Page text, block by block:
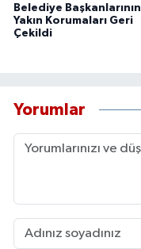
Belediye Başkanlarının
Yakın Korumaları Geri
Çekildi
Yorumlar